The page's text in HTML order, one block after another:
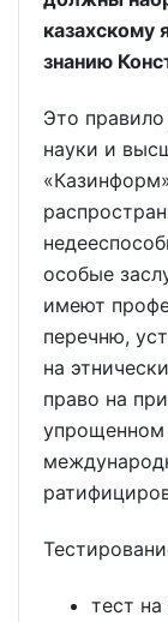
казахскому
знанию
Это
науки и
особые
имеют
перечню,
на
право на
упрощенном
тест на